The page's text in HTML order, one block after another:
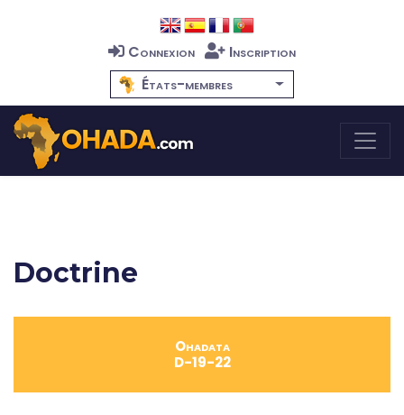
Connexion
Inscription
États-membres
Doctrine
Ohadata
D-19-22